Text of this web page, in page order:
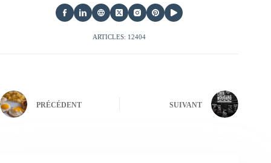
ARTICLES: 12404
PRÉCÉDENT SUIVANT